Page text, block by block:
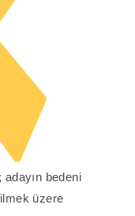
adayın bedeni
üzere